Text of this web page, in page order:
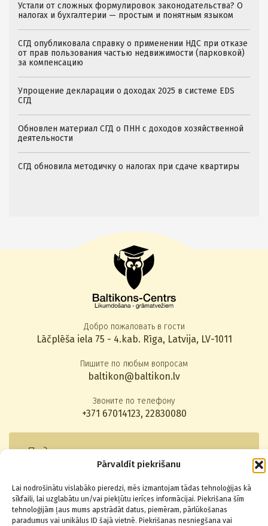
Pārvaldīt piekrišanu
Lai nodrošinātu vislabāko pieredzi, mēs izmantojam tādas tehnoloģijas kā
sīkfaili, lai uzglabātu un/vai piekļūtu ierīces informācijai. Piekrišana šīm
tehnoloģijām ļaus mums apstrādāt datus, piemēram, pārlūkošanas
paradumus vai unikālus ID šajā vietnē. Piekrišanas nesniegšana vai
Устали от сложных формулировок законодательства? О
налогах и бухгалтерии — простым и понятным языком
СГД опубликовала справку о применении НДС при отказе
от прав пользования частью недвижимости (парковкой)
за компенсацию
Упрощение декларации о доходах 2025 в системе EDS
СГД
Обновлен материал СГД о ПНН с доходов хозяйственной
деятельности
СГД обновила методичку о налогах при сдаче квартиры
Добро пожаловать в гости
Lāčplēša iela 75 - 4.kab. Rīga, Latvija, LV-1011
Пишите по любым вопросам
baltikon@baltikon.lv
Звоните по телефону
+371 67014123, 22830080
Подписаться на новости
© 2026 Baltikons - Centrs